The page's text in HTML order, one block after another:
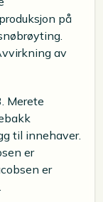
på
av
Merete
til innehaver.
er
er